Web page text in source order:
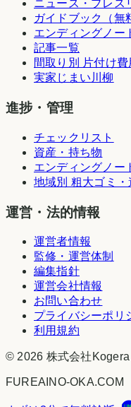
ニュース・プレス
ガイドブック（無
エンディングノー
記事一覧
間取り別 片付け費
実家じまい川柳
進捗・管理
チェックリスト
資産・持ち物
エンディングノー
地域別 粗大ゴミ・
運営・法的情報
運営者情報
監修・運営体制
編集指針
運営会社情報
お問い合わせ
プライバシーポリ
利用規約
© 2026 株式会社Kogera
FUREAINO-OKA.COM